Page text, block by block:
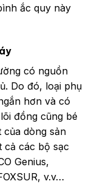
ắc quy này
có nguồn
Do đó, loại phụ
hơn và có
đồng cũng bé
dòng sản
cả các bộ sạc
Genius,
v.v…